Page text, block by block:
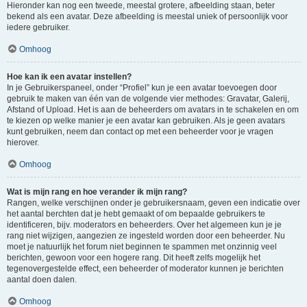
Hieronder kan nog een tweede, meestal grotere, afbeelding staan, beter
bekend als een avatar. Deze afbeelding is meestal uniek of persoonlijk voor
iedere gebruiker.
Omhoog
Hoe kan ik een avatar instellen?
In je Gebruikerspaneel, onder “Profiel” kun je een avatar toevoegen door
gebruik te maken van één van de volgende vier methodes: Gravatar, Galerij,
Afstand of Upload. Het is aan de beheerders om avatars in te schakelen en om
te kiezen op welke manier je een avatar kan gebruiken. Als je geen avatars
kunt gebruiken, neem dan contact op met een beheerder voor je vragen
hierover.
Omhoog
Wat is mijn rang en hoe verander ik mijn rang?
Rangen, welke verschijnen onder je gebruikersnaam, geven een indicatie over
het aantal berchten dat je hebt gemaakt of om bepaalde gebruikers te
identificeren, bijv. moderators en beheerders. Over het algemeen kun je je
rang niet wijzigen, aangezien ze ingesteld worden door een beheerder. Nu
moet je natuurlijk het forum niet beginnen te spammen met onzinnig veel
berichten, gewoon voor een hogere rang. Dit heeft zelfs mogelijk het
tegenovergestelde effect, een beheerder of moderator kunnen je berichten
aantal doen dalen.
Omhoog